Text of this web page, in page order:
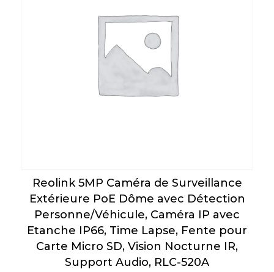
Reolink 5MP Caméra de Surveillance
Extérieure PoE Dôme avec Détection
Personne/Véhicule, Caméra IP avec
Etanche IP66, Time Lapse, Fente pour
Carte Micro SD, Vision Nocturne IR,
Support Audio, RLC-520A